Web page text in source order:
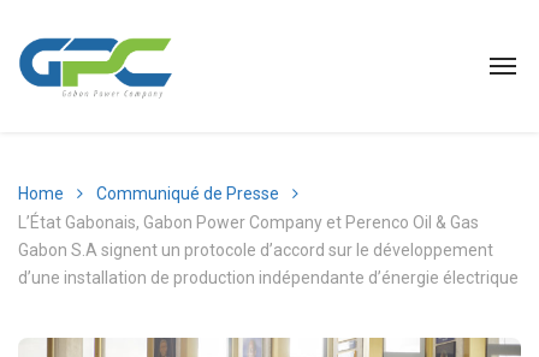
Home
Communiqué de Presse
L’État Gabonais, Gabon Power Company et Perenco Oil & Gas
Gabon S.A signent un protocole d’accord sur le développement
d’une installation de production indépendante d’énergie électrique